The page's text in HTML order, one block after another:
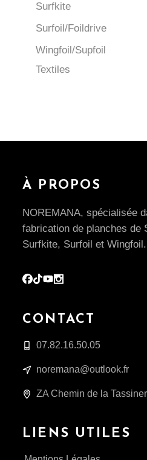
Surfkite
Surfoil/Foildrive
Wingfoil/Supfoil
Textiles
À PROPOS
NOREMANA, spécialisée
fabrication de planches de
Surfkite, Surfoil et Wingfoil.
CONTACT
07.82.16.50.05
noremana@outlook.fr
ZA Chemin de la
LIENS UTILES